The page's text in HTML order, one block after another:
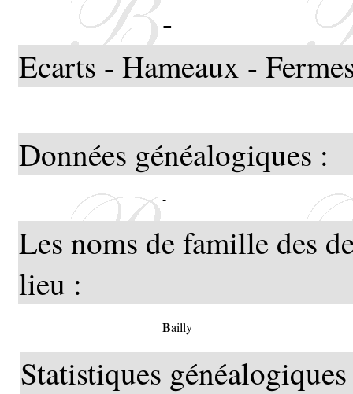
-
Ecarts - Hameaux -
-
Données généalogiques :
-
Les noms de famille des
lieu :
Bailly
Statistiques